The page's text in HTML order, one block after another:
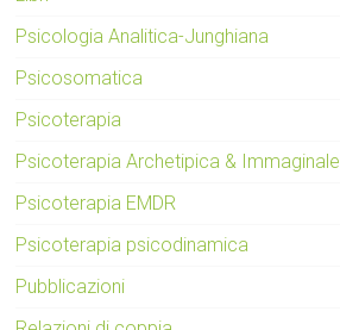
Psicologia Analitica-Junghiana
Psicosomatica
Psicoterapia
Psicoterapia Archetipica & Immaginale
Psicoterapia EMDR
Psicoterapia psicodinamica
Pubblicazioni